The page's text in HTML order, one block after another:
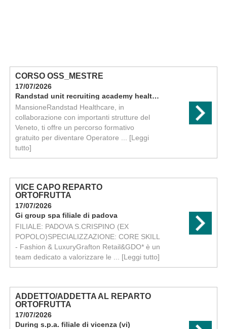
CORSO OSS_MESTRE
17/07/2026
Randstad unit recruiting academy healthcare
MansioneRandstad Healthcare, in
collaborazione con importanti strutture del
Veneto, ti offre un percorso formativo
gratuito per diventare Operatore ... [Leggi
tutto]
VICE CAPO REPARTO
ORTOFRUTTA
17/07/2026
Gi group spa filiale di padova
FILIALE: PADOVA S.CRISPINO (EX
POPOLO)SPECIALIZZAZIONE: CORE SKILL
- Fashion & LuxuryGrafton Retail&GDO* è un
team dedicato a valorizzare le ... [Leggi tutto]
ADDETTO/ADDETTA AL REPARTO
ORTOFRUTTA
17/07/2026
During s.p.a. filiale di vicenza (vi)